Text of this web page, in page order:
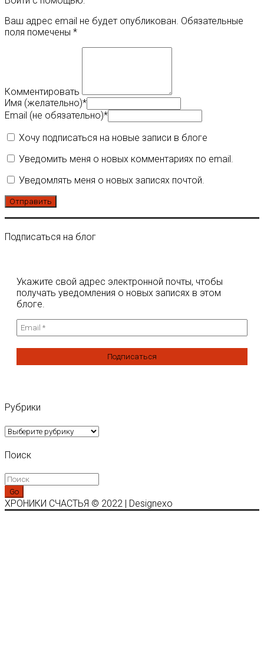
Ваш адрес email не будет опубликован. Обязательные
поля помечены *
Комментировать
Имя (желательно)*
Email (не обязательно)*
Хочу подписаться на новые записи в блоге
Уведомить меня о новых комментариях по email.
Уведомлять меня о новых записях почтой.
Подписаться на блог
Укажите свой адрес электронной почты, чтобы
получать уведомления о новых записях в этом
блоге.
Рубрики
Рубрики
Поиск
Go
ХРОНИКИ СЧАСТЬЯ © 2022 | Designexo